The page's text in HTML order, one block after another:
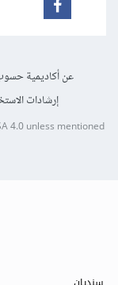
عن أكاديمية
إرشادات
4.0unless mentioned